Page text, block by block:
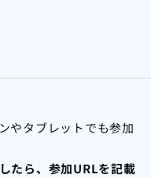
やタブレットでも参加
たら、参加URLを記載